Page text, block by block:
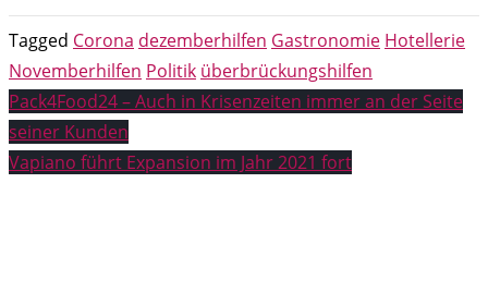
Tagged Corona dezemberhilfen Gastronomie Hotellerie
Novemberhilfen Politik überbrückungshilfen
Beitragsnavigation
Pack4Food24 – Auch in Krisenzeiten immer an der Seite
seiner Kunden
Vapiano führt Expansion im Jahr 2021 fort